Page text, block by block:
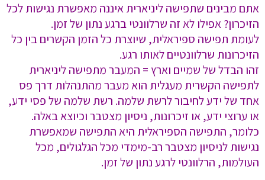
אתם מבינים שתפישה ליניארית איננה מאפשרת נגישות לכל
הזיכרון? אפילו לא זה שרלוונטי ברגע נתון של זמן.
לעומת תפישה ספיראלית, שיוצרת כל הזמן הקשרים בין כל
הזיכרונות שרלוונטיים לאותו רגע.
זהו הבדל של שמיים וארץ = המעבר מתפישה ליניארית
לתפישה הקשרית מעגלית הוא מעבר מהתנהלות דרך פס
אחד של ידע לחיבור לרשת שלמה. רשת שלמה של פסי ידע,
או ערוצי ידע, או זיכרונות, ניסיון מצטבר וכיוצא באלה.
כלומר, התפישה הספיראלית היא התפישה שמאפשרת
נגישות לניסיון מצטבר רב-מימדי מכל הגלגולים, מכל
העולמות, הרלוונטי לרגע נתון של זמן.